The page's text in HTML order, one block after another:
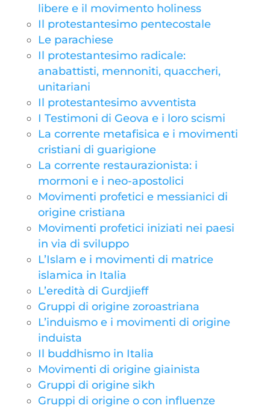
libere e il movimento holiness
Il protestantesimo pentecostale
Le parachiese
Il protestantesimo radicale:
anabattisti, mennoniti, quaccheri,
unitariani
Il protestantesimo avventista
I Testimoni di Geova e i loro scismi
La corrente metafisica e i movimenti
cristiani di guarigione
La corrente restaurazionista: i
mormoni e i neo-apostolici
Movimenti profetici e messianici di
origine cristiana
Movimenti profetici iniziati nei paesi
in via di sviluppo
L’Islam e i movimenti di matrice
islamica in Italia
L’eredità di Gurdjieff
Gruppi di origine zoroastriana
L’induismo e i movimenti di origine
induista
Il buddhismo in Italia
Movimenti di origine giainista
Gruppi di origine sikh
Gruppi di origine o con influenze